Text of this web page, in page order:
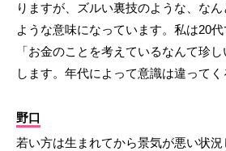
りますが、ズルい裏技のような、な
ような意味になっています。私は20
「お金のことを考えているなんて珍
します。年代によって意識は違ってく
野口
若い方は生まれてから景気が悪い状